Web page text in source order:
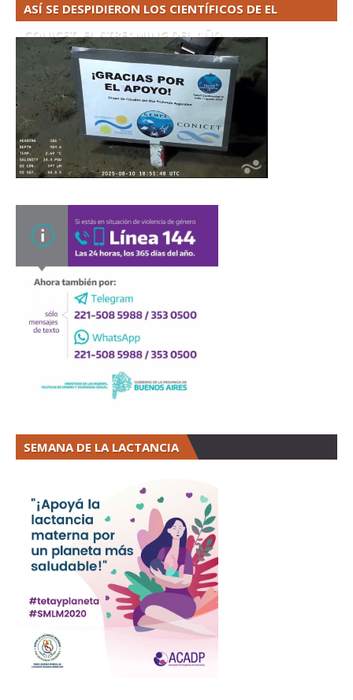
ASÍ SE DESPIDIERON LOS CIENTÍFICOS DE EL
CONICET. EL STREAMING DEL AÑO
SEMANA DE LA LACTANCIA